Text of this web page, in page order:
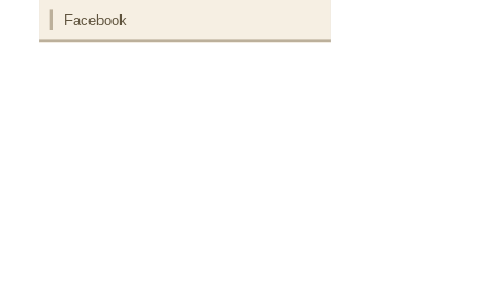
Facebook